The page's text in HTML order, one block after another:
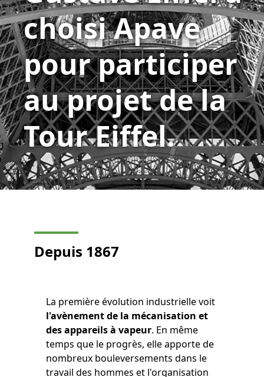
choisi Apave
pour participer
au projet de la
Tour Eiffel.
Depuis 1867
La première évolution industrielle voit
l'avènement de la mécanisation et
des appareils à vapeur. En même
temps que le progrès, elle apporte de
nombreux bouleversements dans le
travail des hommes et l'organisation